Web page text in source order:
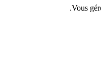
Vous